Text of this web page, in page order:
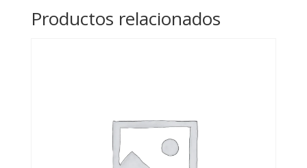
Productos relacionados